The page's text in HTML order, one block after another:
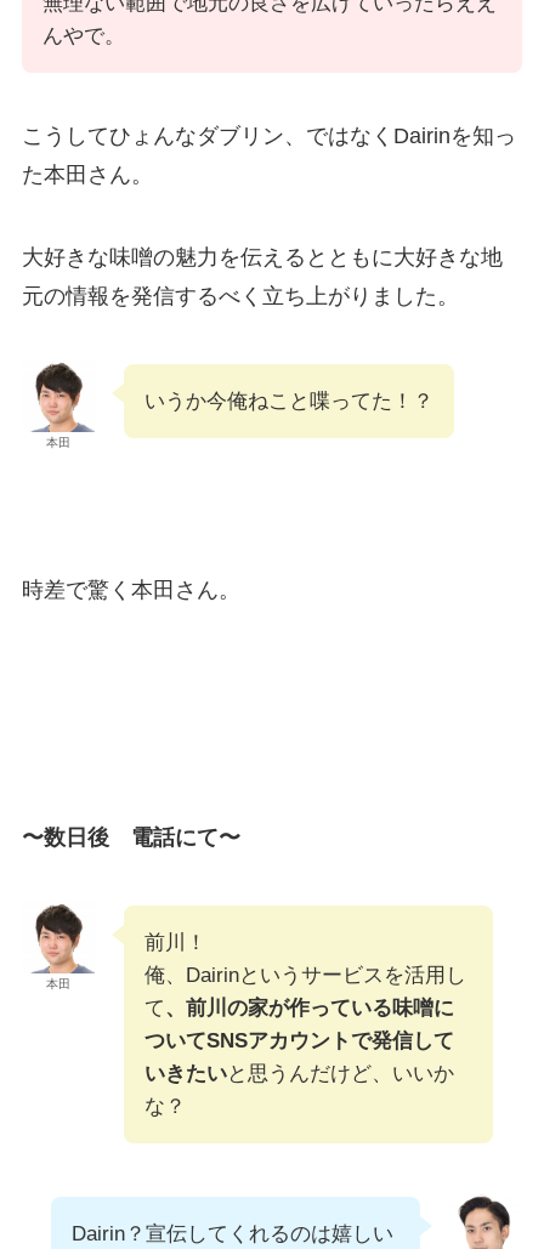
んやで。
こうしてひょんなダブリン、ではなくDairinを知っ
た本田さん。
大好きな味噌の魅力を伝えるとともに大好きな地
元の情報を発信するべく立ち上がりました。
本田
いうか今俺ねこと喋ってた！？
時差で驚く本田さん。
〜数日後 電話にて〜
本田
前川！
俺、Dairinというサービスを活用し
て、前川の家が作っている味噌に
ついてSNSアカウントで発信して
いきたいと思うんだけど、いいか
な？
Dairin？宣伝してくれるのは嬉しい